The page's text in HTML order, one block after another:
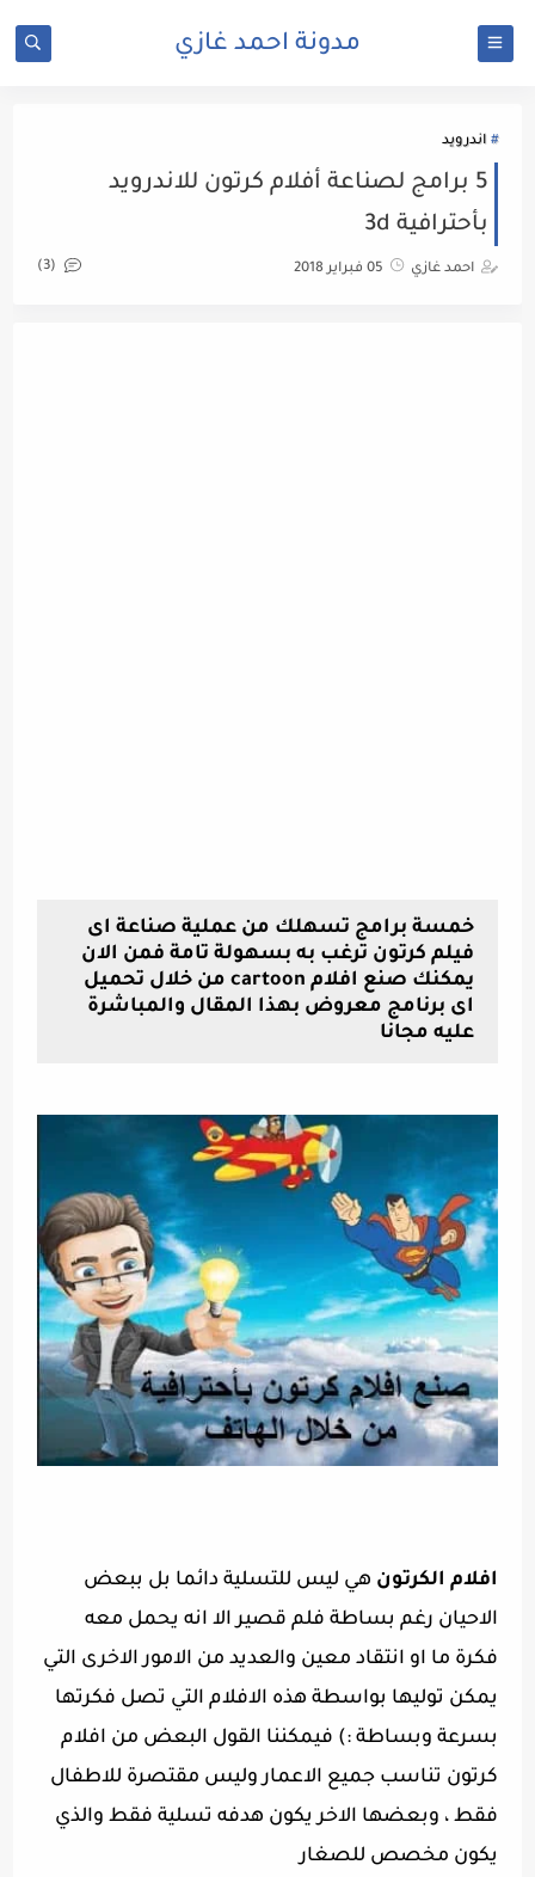
مدونة احمد غازي
اندرويد
5 برامج لصناعة أفلام كرتون للاندرويد
بأحترافية 3d
احمد غازي 05 فبراير 2018 (3)
خمسة برامج تسهلك من عملية صناعة اى
فيلم كرتون ترغب به بسهولة تامة فمن الان
يمكنك صنع افلام cartoon من خلال تحميل
اى برنامج معروض بهذا المقال والمباشرة
عليه مجانا
افلام الكرتون هي ليس للتسلية دائما بل ببعض
الاحيان رغم بساطة فلم قصير الا انه يحمل معه
فكرة ما او انتقاد معين والعديد من الامور الاخرى التي
يمكن توليها بواسطة هذه الافلام التي تصل فكرتها
بسرعة وبساطة :) فيمكننا القول البعض من افلام
كرتون تناسب جميع الاعمار وليس مقتصرة للاطفال
فقط ، وبعضها الاخر يكون هدفه تسلية فقط والذي
يكون مخصص للصغار